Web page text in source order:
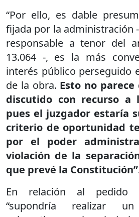
“Por ello, es dable
fijada por la administración
responsable a tenor del
13.064 -, es la más
interés público perseguido
de la obra. Esto no
discutido con recurso a
pues el juzgador estaría
criterio de oportunidad
por el poder
violación de la
que prevé la
En relación al pedido
“supondría realizar un